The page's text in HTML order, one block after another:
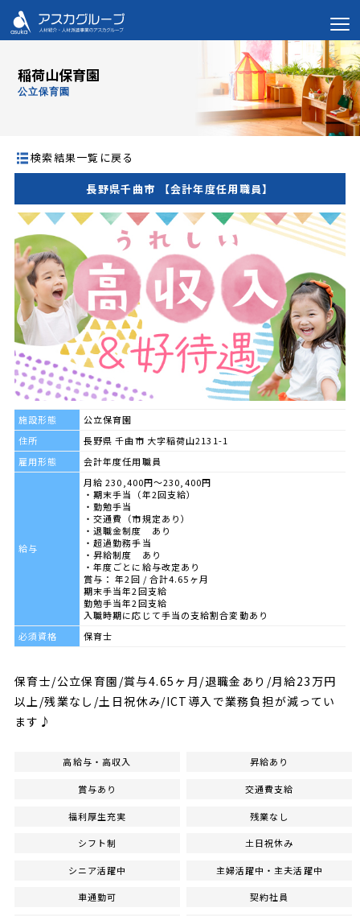
稲荷山保育園
公立保育園
検索結果一覧に戻る
長野県千曲市 【会計年度任用職員】
施設形態
公立保育園
住所
長野県 千曲市 大字稲荷山2131-1
雇用形態
会計年度任用職員
給与
月給 230,400円～230,400円
・期末手当（年2回支給）
・勤勉手当
・交通費（市規定あり）
・退職金制度 あり
・超過勤務手当
・昇給制度 あり
・年度ごとに給与改定あり
賞与： 年2回 / 合計4.65ヶ月
期末手当年2回支給
勤勉手当年2回支給
入職時期に応じて手当の支給割合変動あり
必須資格
保育士
保育士/公立保育園/賞与4.65ヶ月/退職金あり/月給23万円
以上/残業なし/土日祝休み/ICT導入で業務負担が減ってい
ます♪
高給与・高収入 昇給あり
賞与あり 交通費支給
福利厚生充実 残業なし
シフト制 土日祝休み
シニア活躍中 主婦活躍中・主夫活躍中
車通勤可 契約社員